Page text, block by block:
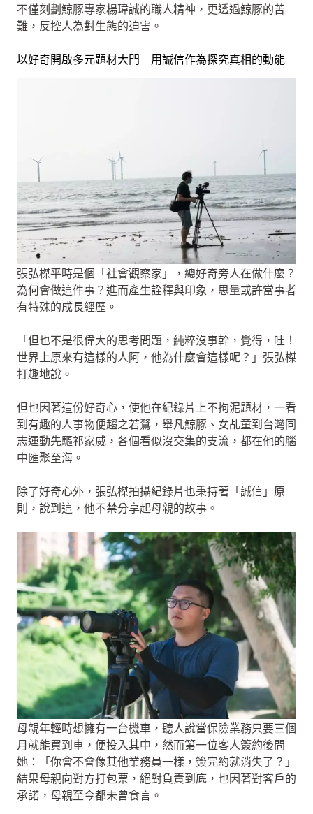
不僅刻劃鯨豚專家楊瑋誠的職人精神，更透過鯨豚的苦
難，反控人為對生態的迫害。
以好奇開啟多元題材大門 用誠信作為探究真相的動能
張弘榤平時是個「社會觀察家」，總好奇旁人在做什麼？
為何會做這件事？進而產生詮釋與印象，思量或許當事者
有特殊的成長經歷。
「但也不是很偉大的思考問題，純粹沒事幹，覺得，哇！
世界上原來有這樣的人阿，他為什麼會這樣呢？」張弘榤
打趣地說。
但也因著這份好奇心，使他在紀錄片上不拘泥題材，一看
到有趣的人事物便趨之若鶩，舉凡鯨豚、女乩童到台灣同
志運動先驅祁家威，各個看似沒交集的支流，都在他的腦
中匯聚至海。
除了好奇心外，張弘榤拍攝紀錄片也秉持著「誠信」原
則，說到這，他不禁分享起母親的故事。
母親年輕時想擁有一台機車，聽人說當保險業務只要三個
月就能買到車，便投入其中，然而第一位客人簽約後問
她：「你會不會像其他業務員一樣，簽完約就消失了？」
結果母親向對方打包票，絕對負責到底，也因著對客戶的
承諾，母親至今都未曾食言。